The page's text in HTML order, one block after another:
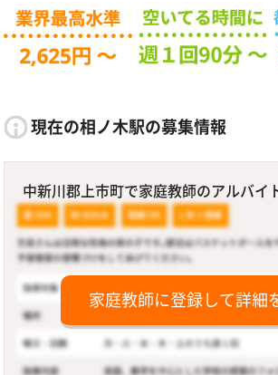
現在の相ノ木駅の募集情報
中新川郡上市町で家庭教師のアルバイ
家庭教師に登録して詳細